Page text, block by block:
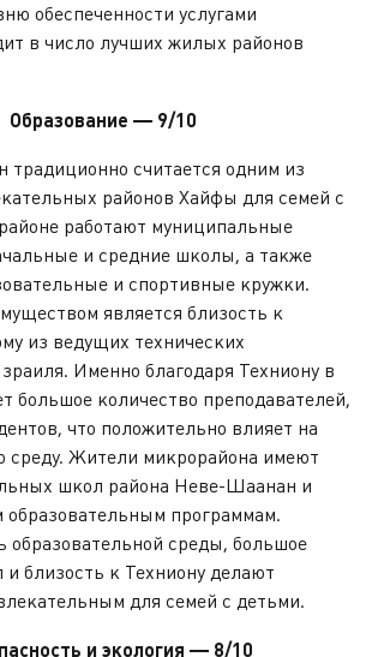
обеспеченности услугами
в число лучших жилых районов
Образование — 9/10
считается одним из
районов Хайфы для семей с
работают муниципальные
и средние школы, а также
и спортивные кружки.
является близость к
из ведущих технических
Именно благодаря Техниону в
большое количество преподавателей,
что положительно влияет на
среду. Жители микрорайона имеют
школ района Неве-Шаанан и
программам.
образовательной среды, большое
и близость к Техниону делают
для семей с детьми.
и экология — 8/10